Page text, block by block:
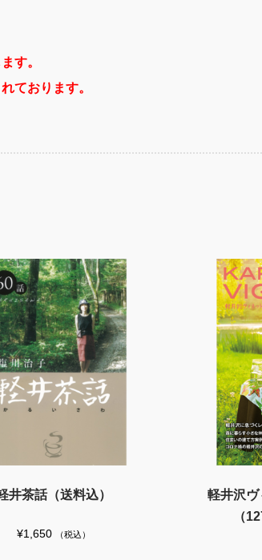
す。
ております。
井茶話（送料込）
¥1,650 （税込）
軽井沢ヴ
（